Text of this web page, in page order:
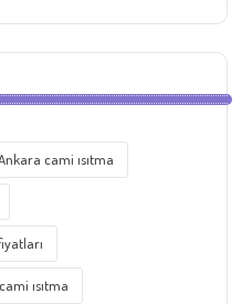
cami ısıtma
ısıtma